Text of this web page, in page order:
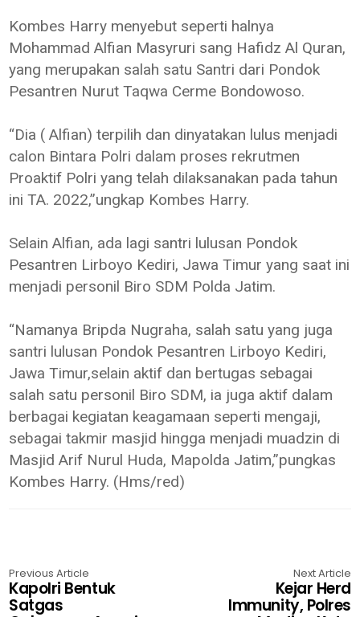
Kombes Harry menyebut seperti halnya
Mohammad Alfian Masyruri sang Hafidz Al Quran,
yang merupakan salah satu Santri dari Pondok
Pesantren Nurut Taqwa Cerme Bondowoso.
“Dia ( Alfian) terpilih dan dinyatakan lulus menjadi
calon Bintara Polri dalam proses rekrutmen
Proaktif Polri yang telah dilaksanakan pada tahun
ini TA. 2022,”ungkap Kombes Harry.
Selain Alfian, ada lagi santri lulusan Pondok
Pesantren Lirboyo Kediri, Jawa Timur yang saat ini
menjadi personil Biro SDM Polda Jatim.
“Namanya Bripda Nugraha, salah satu yang juga
santri lulusan Pondok Pesantren Lirboyo Kediri,
Jawa Timur,selain aktif dan bertugas sebagai
salah satu personil Biro SDM, ia juga aktif dalam
berbagai kegiatan keagamaan seperti mengaji,
sebagai takmir masjid hingga menjadi muadzin di
Masjid Arif Nurul Huda, Mapolda Jatim,”pungkas
Kombes Harry. (Hms/red)
Previous Article
Kapolri Bentuk
Satgas
Next Article
Kejar Herd
Immunity, Polres